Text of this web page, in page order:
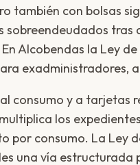
también con bolsas
sobreendeudados tras
Alcobendas la Ley
exadministradores,
consumo y a tarjetas
los
por consumo. La Ley
una vía estructurada